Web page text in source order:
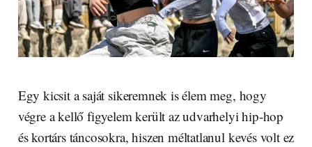
Egy kicsit a saját sikeremnek is élem meg, hogy
végre a kellő figyelem került az udvarhelyi hip-hop
és kortárs táncosokra, hiszen méltatlanul kevés volt ez